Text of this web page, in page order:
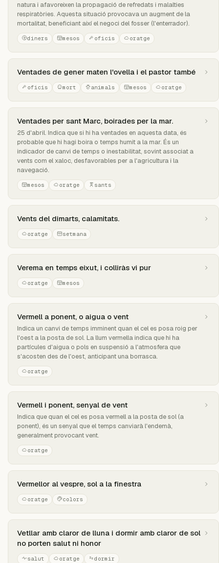
natura i afavoreixen la propagació de refredats i malalties
respiratòries. Aquesta situació provocava un augment de la
mortalitat, beneficiant així el negoci del fosser (l'enterrador).
diners mesos oficis oratge
Ventades de gener maten l'ovella i el pastor també
oficis mort animals mesos oratge
Ventades per sant Marc, boirades per la mar.
25 d'abril. Indica que si hi ha ventades en aquesta data, és
probable que hi hagi boira o temps humit a la mar. És un
indicador de canvi de temps o inestabilitat, sovint associat a
vents com el xaloc, desfavorables per a l'agricultura i la
navegació.
mesos oratge sants
Vents del dimarts, calamitats.
oratge setmana
Verema en temps eixut, i colliràs vi pur
oratge mesos
Vermell a ponent, o aigua o vent
Indica un canvi de temps imminent quan el cel es posa roig per
l'oest a la posta de sol. La llum vermella indica que hi ha
partícules d'aigua o pols en suspensió a l'atmosfera que
s'acosten des de l'oest, anticipant una borrasca.
oratge
Vermell i ponent, senyal de vent
Indica que quan el cel es posa vermell a la posta de sol (a
ponent), és un senyal que el temps canviarà l'endemà,
generalment provocant vent.
oratge
Vermellor al vespre, sol a la finestra
oratge colors
Vetllar amb claror de lluna i dormir amb claror de sol
no porten salut ni honor
salut oratge dormir